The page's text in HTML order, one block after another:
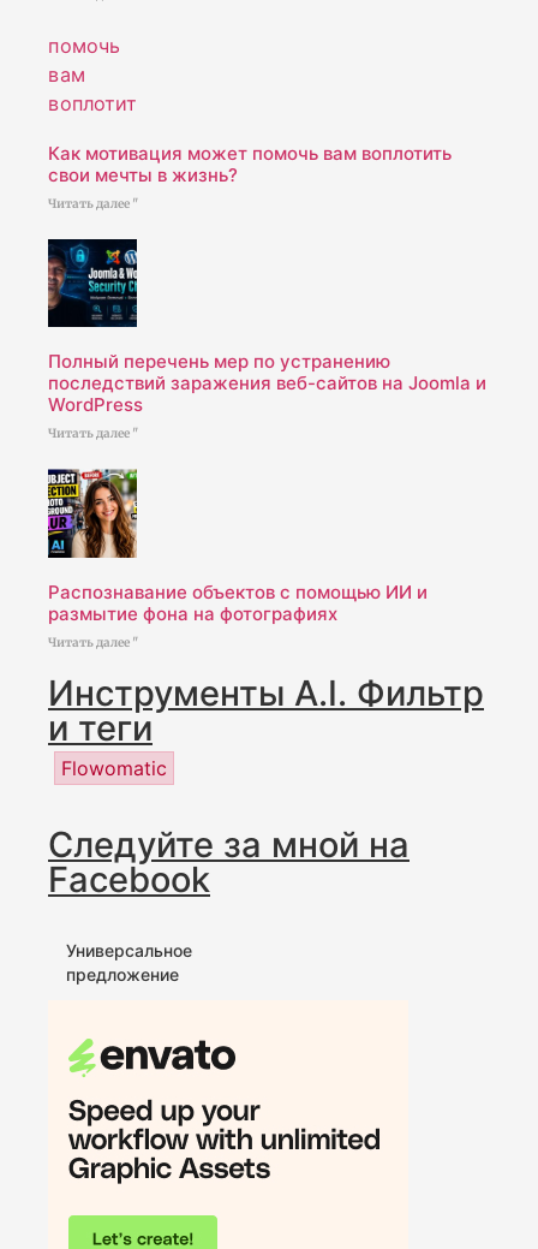
Как мотивация может помочь вам воплотить
свои мечты в жизнь?
Читать далее "
Полный перечень мер по устранению
последствий заражения веб-сайтов на Joomla и
WordPress
Читать далее "
Распознавание объектов с помощью ИИ и
размытие фона на фотографиях
Читать далее "
Инструменты A.I. Фильтр
и теги
Flowomatic
Следуйте за мной на
Facebook
Универсальное
предложение